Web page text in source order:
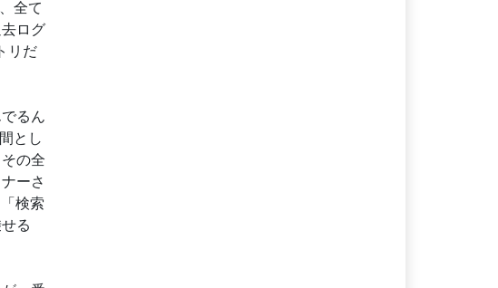
全て
ログ
リだ
るん
とし
の全
ーさ
検索
る